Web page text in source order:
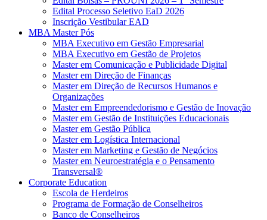
Edital Processo Seletivo EaD 2026
Inscrição Vestibular EAD
MBA Master Pós
MBA Executivo em Gestão Empresarial
MBA Executivo em Gestão de Projetos
Master em Comunicação e Publicidade Digital
Master em Direção de Finanças
Master em Direção de Recursos Humanos e
Organizações
Master em Empreendedorismo e Gestão de Inovação
Master em Gestão de Instituições Educacionais
Master em Gestão Pública
Master em Logística Internacional
Master em Marketing e Gestão de Negócios
Master em Neuroestratégia e o Pensamento
Transversal®
Corporate Education
Escola de Herdeiros
Programa de Formação de Conselheiros
Banco de Conselheiros